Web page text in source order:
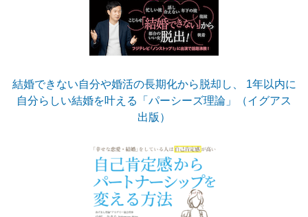
結婚できない自分や婚活の長期化から脱却し、 1年以内に
自分らしい結婚を叶える「パーシーズ理論」（イグアス
出版）